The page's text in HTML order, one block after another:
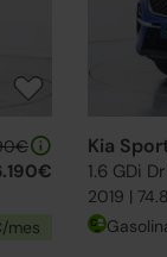
/mes
Kia
1.6 GDi
2019 |